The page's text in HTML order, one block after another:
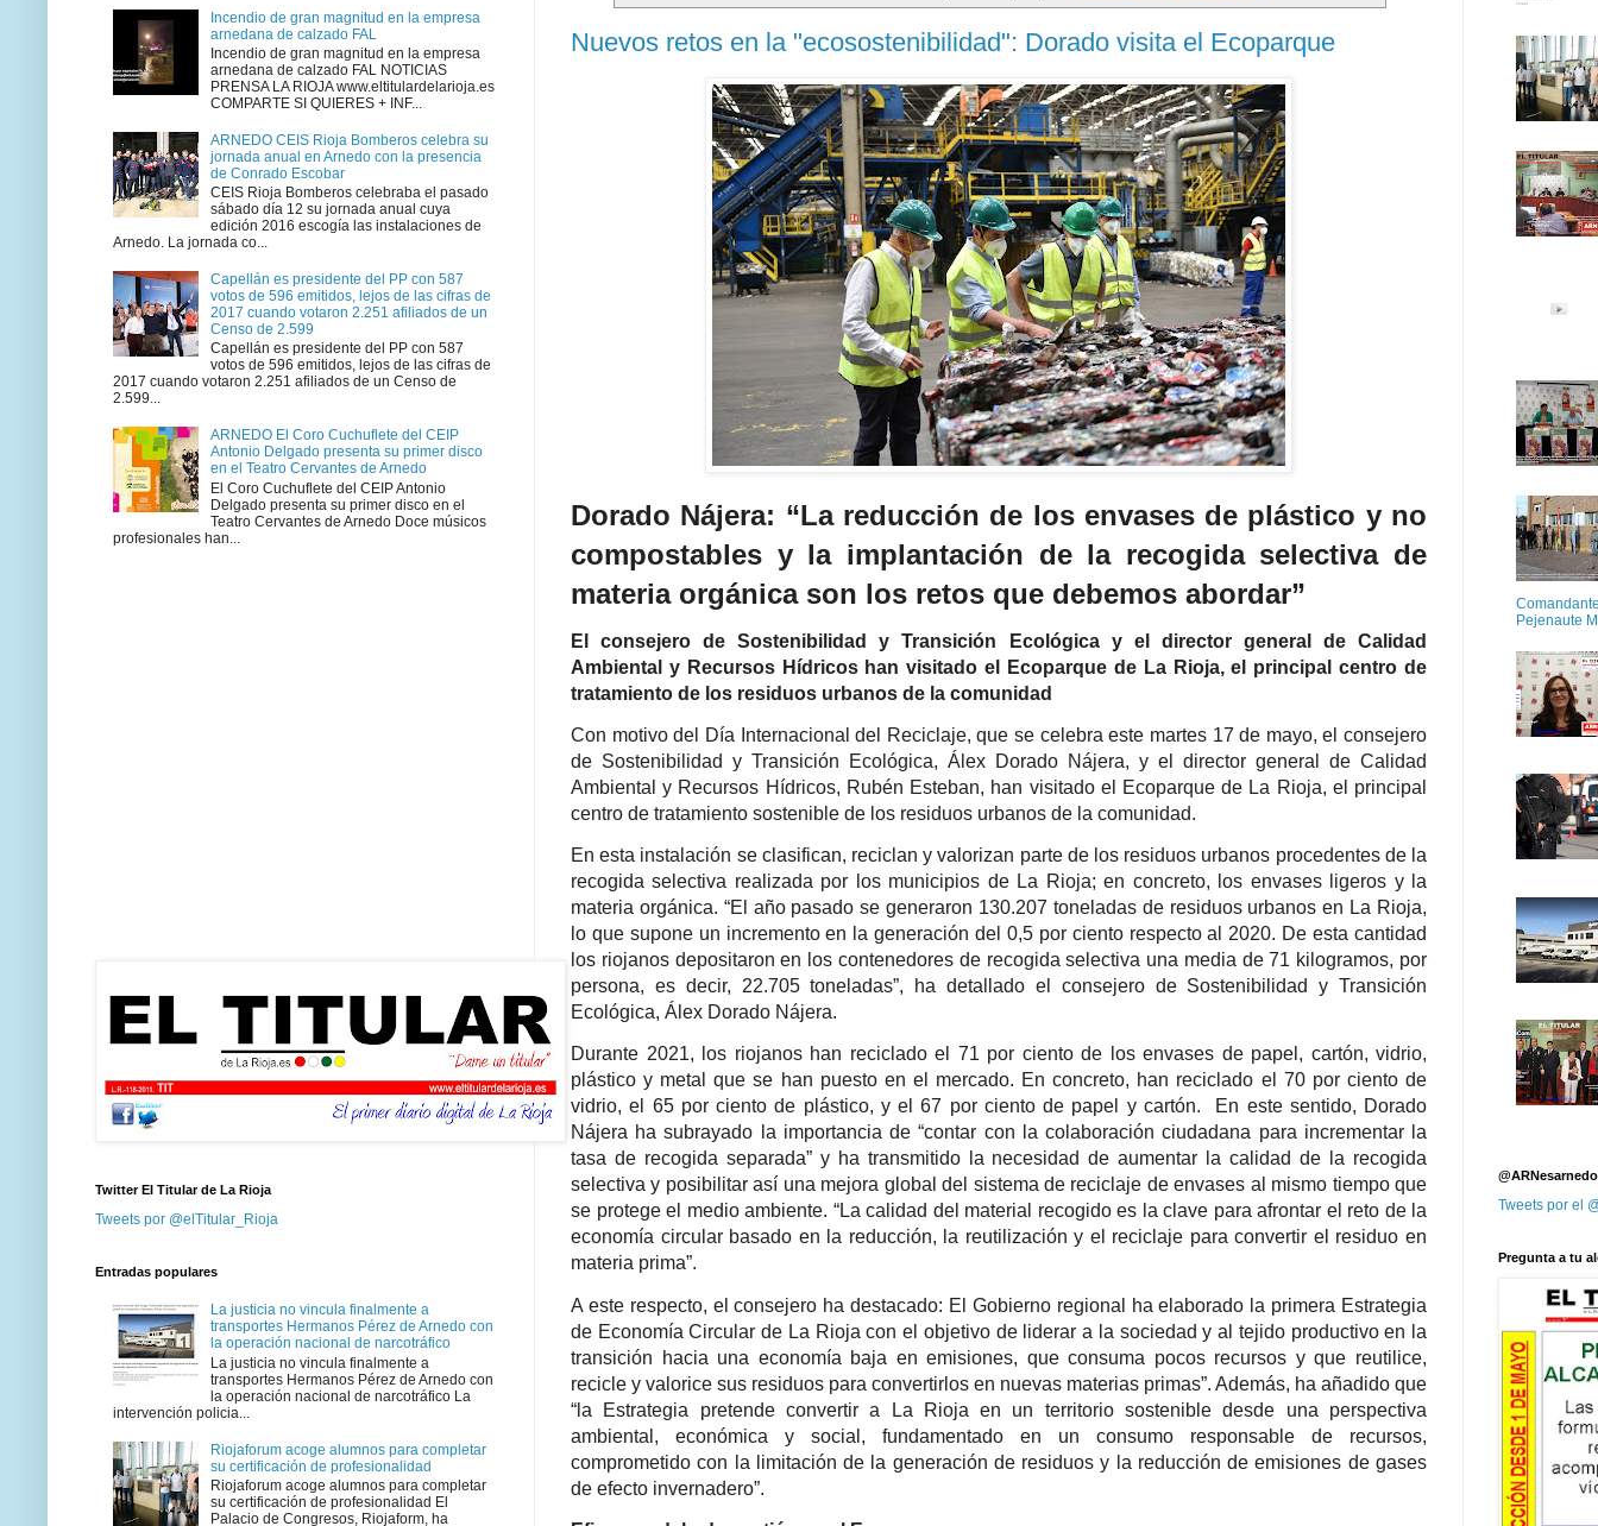
Nuevos retos en la "ecosostenibilidad": Dorado visita el Ecoparque
Dorado Nájera: “La reducción de los envases de plástico y no
compostables y la implantación de la recogida selectiva de
materia orgánica son los retos que debemos abordar”
El consejero de Sostenibilidad y Transición Ecológica y el director general de Calidad
Ambiental y Recursos Hídricos han visitado el Ecoparque de La Rioja, el principal centro de
tratamiento de los residuos urbanos de la comunidad
Con motivo del Día Internacional del Reciclaje, que se celebra este martes 17 de mayo, el consejero
de Sostenibilidad y Transición Ecológica, Álex Dorado Nájera, y el director general de Calidad
Ambiental y Recursos Hídricos, Rubén Esteban, han visitado el Ecoparque de La Rioja, el principal
centro de tratamiento sostenible de los residuos urbanos de la comunidad.
En esta instalación se clasifican, reciclan y valorizan parte de los residuos urbanos procedentes de la
recogida selectiva realizada por los municipios de La Rioja; en concreto, los envases ligeros y la
materia orgánica. “El año pasado se generaron 130.207 toneladas de residuos urbanos en La Rioja,
lo que supone un incremento en la generación del 0,5 por ciento respecto al 2020. De esta cantidad
los riojanos depositaron en los contenedores de recogida selectiva una media de 71 kilogramos, por
persona, es decir, 22.705 toneladas”, ha detallado el consejero de Sostenibilidad y Transición
Ecológica, Álex Dorado Nájera.
Durante 2021, los riojanos han reciclado el 71 por ciento de los envases de papel, cartón, vidrio,
plástico y metal que se han puesto en el mercado. En concreto, han reciclado el 70 por ciento de
vidrio, el 65 por ciento de plástico, y el 67 por ciento de papel y cartón. En este sentido, Dorado
Nájera ha subrayado la importancia de “contar con la colaboración ciudadana para incrementar la
tasa de recogida separada” y ha transmitido la necesidad de aumentar la calidad de la recogida
selectiva y posibilitar así una mejora global del sistema de reciclaje de envases al mismo tiempo que
se protege el medio ambiente. “La calidad del material recogido es la clave para afrontar el reto de la
economía circular basado en la reducción, la reutilización y el reciclaje para convertir el residuo en
materia prima”.
A este respecto, el consejero ha destacado: El Gobierno regional ha elaborado la primera Estrategia
de Economía Circular de La Rioja con el objetivo de liderar a la sociedad y al tejido productivo en la
transición hacia una economía baja en emisiones, que consuma pocos recursos y que reutilice,
recicle y valorice sus residuos para convertirlos en nuevas materias primas”. Además, ha añadido que
“la Estrategia pretende convertir a La Rioja en un territorio sostenible desde una perspectiva
ambiental, económica y social, fundamentado en un consumo responsable de recursos,
comprometido con la limitación de la generación de residuos y la reducción de emisiones de gases
de efecto invernadero”.
Incendio de gran magnitud en la empresa
arnedana de calzado FAL
Incendio de gran magnitud en la empresa
arnedana de calzado FAL NOTICIAS
PRENSA LA RIOJA www.eltitulardelarioja.es
COMPARTE SI QUIERES + INF...
ARNEDO CEIS Rioja Bomberos celebra su
jornada anual en Arnedo con la presencia
de Conrado Escobar
CEIS Rioja Bomberos celebraba el pasado
sábado día 12 su jornada anual cuya
edición 2016 escogía las instalaciones de
Arnedo. La jornada co...
Capellán es presidente del PP con 587
votos de 596 emitidos, lejos de las cifras de
2017 cuando votaron 2.251 afiliados de un
Censo de 2.599
Capellán es presidente del PP con 587
votos de 596 emitidos, lejos de las cifras de
2017 cuando votaron 2.251 afiliados de un Censo de
2.599...
ARNEDO El Coro Cuchuflete del CEIP
Antonio Delgado presenta su primer disco
en el Teatro Cervantes de Arnedo
El Coro Cuchuflete del CEIP Antonio
Delgado presenta su primer disco en el
Teatro Cervantes de Arnedo Doce músicos
profesionales han...
Twitter El Titular de La Rioja
Tweets por @elTitular_Rioja
Entradas populares
La justicia no vincula finalmente a
transportes Hermanos Pérez de Arnedo con
la operación nacional de narcotráfico
La justicia no vincula finalmente a
transportes Hermanos Pérez de Arnedo con
la operación nacional de narcotráfico La
intervención policia...
Riojaforum acoge alumnos para completar
su certificación de profesionalidad
Riojaforum acoge alumnos para completar
su certificación de profesionalidad El
Palacio de Congresos, Riojaform, ha
Pejenaute
@ARNesarnedo
Tweets por el
Pregunta a tu